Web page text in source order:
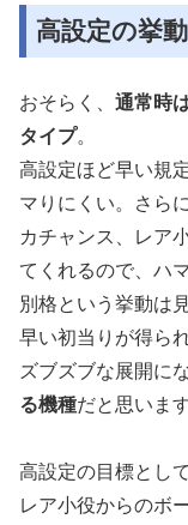
高設定の挙
おそらく、 通常時
タイプ。
高設定ほど早い規
マりにくい。さら
カチャンス、レア
てくれるので、ハ
別格という挙動は
早い初当りが得ら
ズブズブな展開に
る機種だと思いま
高設定の目標とし
レア小役からのボ